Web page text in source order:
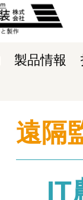
製品情報
遠隔
IT